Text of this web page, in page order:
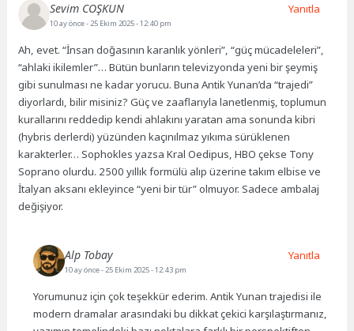
Sevim COŞKUN
10 ay önce- 25 Ekim 2025 - 12:40 pm
Ah, evet. “İnsan doğasının karanlık yönleri”, “güç mücadeleleri”,
“ahlaki ikilemler”… Bütün bunların televizyonda yeni bir şeymiş
gibi sunulması ne kadar yorucu. Buna Antik Yunan’da “trajedi”
diyorlardı, bilir misiniz? Güç ve zaaflarıyla lanetlenmiş, toplumun
kurallarını reddedip kendi ahlakını yaratan ama sonunda kibri
(hybris derlerdi) yüzünden kaçınılmaz yıkıma sürüklenen
karakterler… Sophokles yazsa Kral Oedipus, HBO çekse Tony
Soprano olurdu. 2500 yıllık formülü alıp üzerine takım elbise ve
İtalyan aksanı ekleyince “yeni bir tür” olmuyor. Sadece ambalaj
değişiyor.
Yanıtla
Alp Tobay
10 ay önce- 25 Ekim 2025 - 12:43 pm
Yorumunuz için çok teşekkür ederim. Antik Yunan trajedisi ile
modern dramalar arasındaki bu dikkat çekici karşılaştırmanız,
Yanıtla